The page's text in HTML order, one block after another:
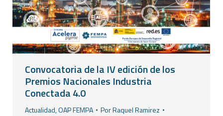
Convocatoria de la IV edición de los
Premios Nacionales Industria
Conectada 4.0
Actualidad,OAP FEMPA PorRaquel Ramirez